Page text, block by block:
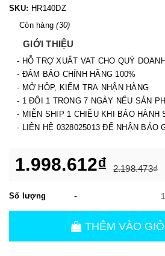
SKU: HR140DZ
Còn hàng(30)
GIỚI THIỆU
- HỖ TRỢ XUẤT VAT CHO QUÝ
- ĐẢM BẢO CHÍNH HÃNG 100%
- MỞ HỘP, KIỂM TRA NHẬN HÀNG
- 1 ĐỔI 1 TRONG 7 NGÀY NẾU SẢN
- MIỄN SHIP 1 CHIỀU KHI BẢO HÀNH
- LIÊN HỆ 0328025013 ĐỂ NHẬN BÁO
1.998.612₫ 2.198.473₫
Số lượng -
THÊM VÀO